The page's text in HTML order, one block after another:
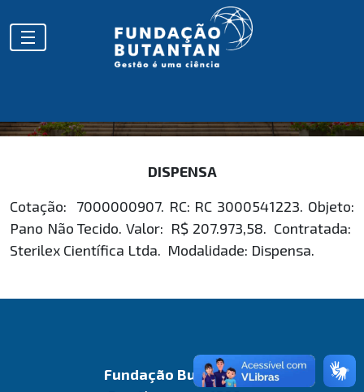
HOMOLOGAÇÕES
DISPENSA
Cotação: 7000000907. RC: RC 3000541223. Objeto:
Pano Não Tecido. Valor: R$ 207.973,58. Contratada:
Sterilex Científica Ltda. Modalidade: Dispensa.
Fundação Butantan